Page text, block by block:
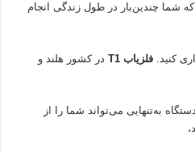
شما چندین‌بار در طول زندگی انجام
کنید.فلزیابT1 در کشور هلند و
به‌تنهایی می‌تواند شما را از